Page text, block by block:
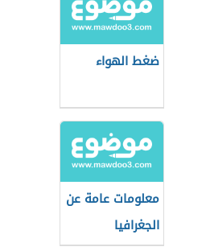
ضغط الهواء
معلومات عامة عن
الجغرافيا